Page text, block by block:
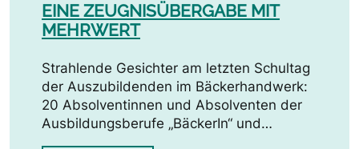
EINE ZEUGNISÜBERGABE MIT
MEHRWERT
Strahlende Gesichter am letzten Schultag
der Auszubildenden im Bäckerhandwerk:
20 Absolventinnen und Absolventen der
Ausbildungsberufe „BäckerIn“ und…